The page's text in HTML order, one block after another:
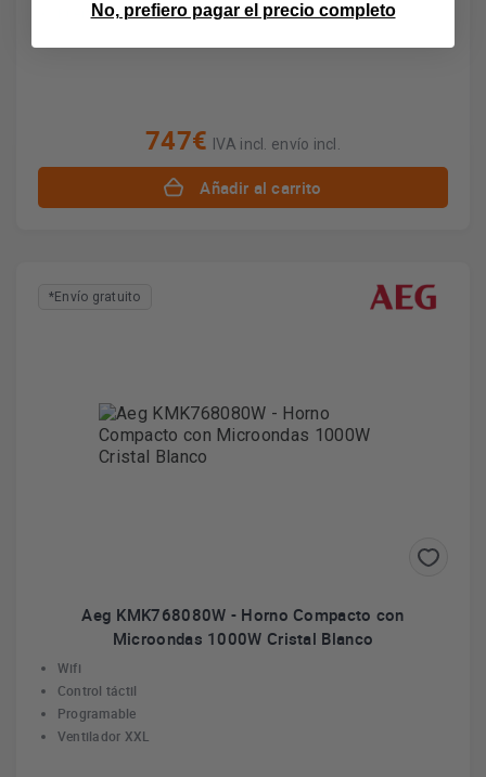
Puerta con 3 cristales
747€ IVA incl. envío incl.
Añadir al carrito
*Envío gratuito
Aeg KMK768080W - Horno Compacto con
Microondas 1000W Cristal Blanco
Wifi
Control táctil
Programable
Ventilador XXL
No, prefiero pagar el precio completo